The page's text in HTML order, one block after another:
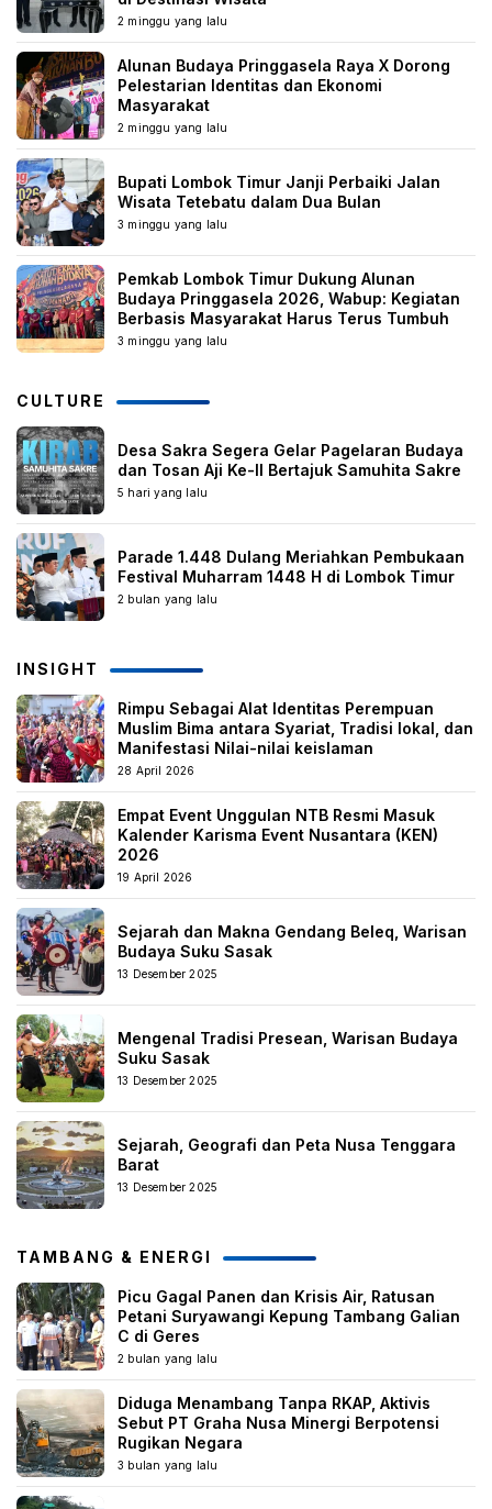
2 minggu yang lalu
Alunan Budaya Pringgasela Raya X Dorong
Pelestarian Identitas dan Ekonomi
Masyarakat
2 minggu yang lalu
Bupati Lombok Timur Janji Perbaiki Jalan
Wisata Tetebatu dalam Dua Bulan
3 minggu yang lalu
Pemkab Lombok Timur Dukung Alunan
Budaya Pringgasela 2026, Wabup: Kegiatan
Berbasis Masyarakat Harus Terus Tumbuh
3 minggu yang lalu
CULTURE
Desa Sakra Segera Gelar Pagelaran Budaya
dan Tosan Aji Ke-II Bertajuk Samuhita Sakre
5 hari yang lalu
Parade 1.448 Dulang Meriahkan Pembukaan
Festival Muharram 1448 H di Lombok Timur
2 bulan yang lalu
INSIGHT
Rimpu Sebagai Alat Identitas Perempuan
Muslim Bima antara Syariat, Tradisi lokal, dan
Manifestasi Nilai-nilai keislaman
28 April 2026
Empat Event Unggulan NTB Resmi Masuk
Kalender Karisma Event Nusantara (KEN)
2026
19 April 2026
Sejarah dan Makna Gendang Beleq, Warisan
Budaya Suku Sasak
13 Desember 2025
Mengenal Tradisi Presean, Warisan Budaya
Suku Sasak
13 Desember 2025
Sejarah, Geografi dan Peta Nusa Tenggara
Barat
13 Desember 2025
TAMBANG & ENERGI
Picu Gagal Panen dan Krisis Air, Ratusan
Petani Suryawangi Kepung Tambang Galian
C di Geres
2 bulan yang lalu
Diduga Menambang Tanpa RKAP, Aktivis
Sebut PT Graha Nusa Minergi Berpotensi
Rugikan Negara
3 bulan yang lalu